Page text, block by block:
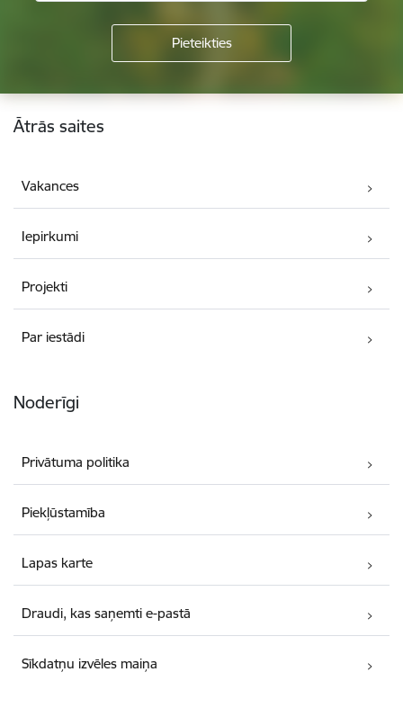
Kājene
Ātrās saites
Vakances
Iepirkumi
Projekti
Par iestādi
Noderīgi
Privātuma politika
Piekļūstamība
Lapas karte
Draudi, kas saņemti e-pastā
Sīkdatņu izvēles maiņa